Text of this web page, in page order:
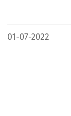
01-07-2022